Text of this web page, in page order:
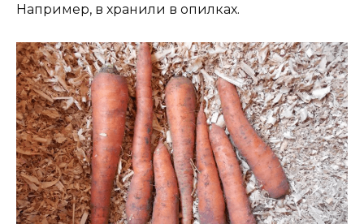
Например, в хранили в опилках.